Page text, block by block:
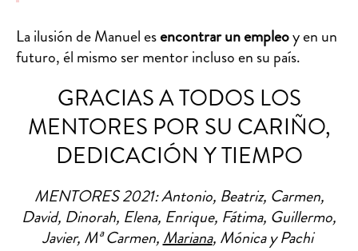
La ilusión de Manuel esencontrar un empleoy en un
futuro, él mismo ser mentor incluso en su país.
GRACIAS A TODOS LOS
MENTORES POR SU CARIÑO,
DEDICACIÓN Y TIEMPO
MENTORES 2021: Antonio, Beatriz, Carmen,
David, Dinorah, Elena, Enrique, Fátima, Guillermo,
Javier, Mª Carmen,Mariana, Mónica y Pachi